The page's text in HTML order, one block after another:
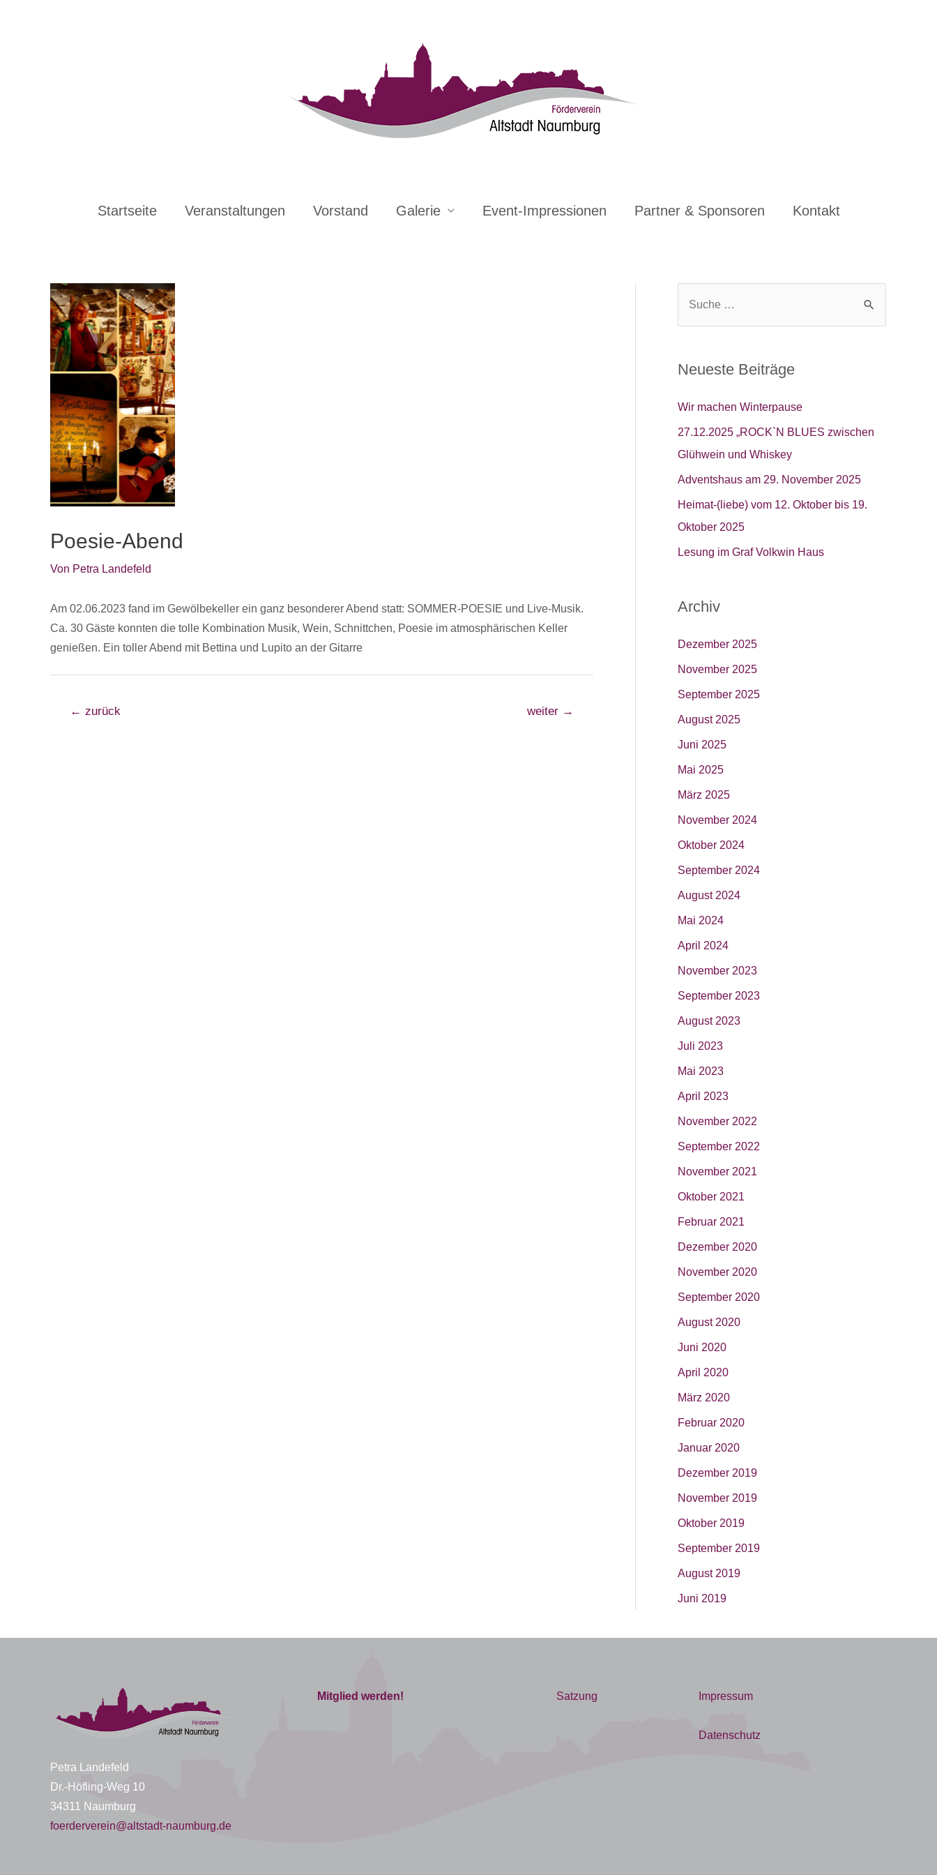
Startseite Veranstaltungen Vorstand Galerie Event-Impressionen Partner & Sponsoren Kontakt
Poesie-Abend
Von Petra Landefeld
Am 02.06.2023 fand im Gewölbekeller ein ganz besonderer Abend statt: SOMMER-POESIE und Live-Musik.
Ca. 30 Gäste konnten die tolle Kombination Musik, Wein, Schnittchen, Poesie im atmosphärischen Keller
genießen. Ein toller Abend mit Bettina und Lupito an der Gitarre
Beitragsnavigation
← zurück weiter →
n
n
a
Neueste Beiträge
Wir machen Winterpause
27.12.2025 „ROCK`N BLUES zwischen
Glühwein und Whiskey
Adventshaus am 29. November 2025
Heimat-(liebe) vom 12. Oktober bis 19.
Oktober 2025​
Lesung im Graf Volkwin Haus
Archiv
Dezember 2025
November 2025
September 2025
August 2025
Juni 2025
Mai 2025
März 2025
November 2024
Oktober 2024
September 2024
August 2024
Mai 2024
April 2024
November 2023
September 2023
August 2023
Juli 2023
Mai 2023
April 2023
November 2022
September 2022
November 2021
Oktober 2021
Februar 2021
Dezember 2020
November 2020
September 2020
August 2020
Juni 2020
April 2020
März 2020
Februar 2020
Januar 2020
Dezember 2019
November 2019
Oktober 2019
September 2019
August 2019
Juni 2019
Petra Landefeld
Dr.-Höfling-Weg 10
34311 Naumburg
foerderverein@altstadt-naumburg.de
Mitglied werden! Satzung Impressum
Datenschutz